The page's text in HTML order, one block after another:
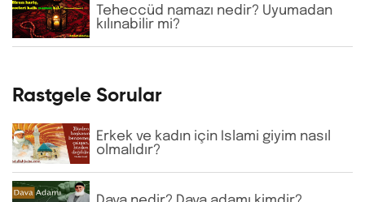
etmektedir. Bu anlayış doğru mudur?
Teheccüd namazı nedir? Uyumadan
kılınabilir mi?
Rastgele Sorular
Erkek ve kadın için İslami giyim nasıl
olmalıdır?